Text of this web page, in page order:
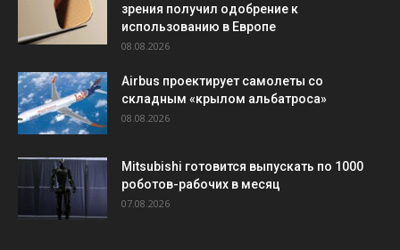
зрения получил одобрение к
использованию в Европе
08.08.2026
Airbus проектирует самолеты со
складным «крылом альбатроса»
08.08.2026
Mitsubishi готовится выпускать по 1000
роботов-рабочих в месяц
07.08.2026